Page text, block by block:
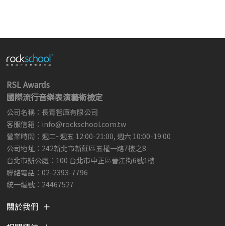
RSL Awards
國際流行音樂表演藝術檢定
公司名稱：長青智庫有限公司
客服信箱： info@rockschool.com.tw ​
營業時間：週二~週五 12:00-21:00, 週六 10:00-19:00
公司地址：242新北市新莊區五權一路7樓之8
台北市辦公處：100 台北市中正區晉江街6號1樓
聯絡電話：02-2393-7796
統一編號：24467527
關於我們